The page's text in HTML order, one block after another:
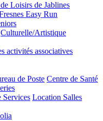
Loisirs de Jablines
Easy Run
Culturelle/Artistique
activités associatives
de Poste Centre de Santé
Services Location Salles